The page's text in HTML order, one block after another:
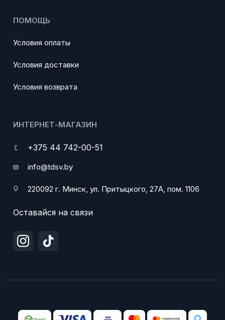
ПОМОЩЬ
Условия оплаты
Условия доставки
Условия возврата
ИНТЕРНЕТ-МАГАЗИН
+375 44 742-00-51
info@tdsv.by
220092 г. Минск, ул. Притыцкого, 27А, пом. 1106
Оставайся на связи